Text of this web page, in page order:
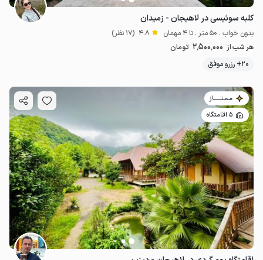
کلبه سوئیسی در لاهیجان - زمیدان
بدون خواب . 50 متر . تا 4 مهمان 4.8 (17 نظر)
هر شب از 2٬500٬000 تومان
20+ رزرو موفق
مـمـتــــــاز
5 اقامتگاه